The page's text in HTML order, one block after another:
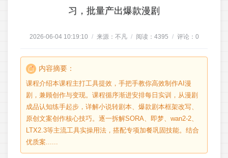
习，批量产出爆款漫剧
2026-06-04 10:19:10 / 来源：不凡 / 阅读： 4395 / 评论： 0
内容摘要：
课程介绍本课程主打工具提效，手把手教你高效制作AI漫
剧，兼顾创作与变现。课程循序渐进安排每日实训，从漫剧
成品认知练手起步，详解小说转剧本、爆款剧本框架改写、
原创文案创作核心技巧。逐一拆解SORA、即梦、wan2-2、
LTX2.3等主流工具实操用法，搭配专项加餐巩固技能。结合
优质案......